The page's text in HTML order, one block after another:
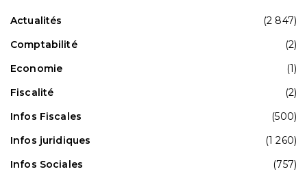
Actualités
(2 847)
Comptabilité
(2)
Economie
(1)
Fiscalité
(2)
Infos Fiscales
(500)
Infos juridiques
(1 260)
Infos Sociales
(757)